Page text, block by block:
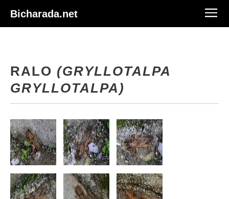
Bicharada.net
RALO (GRYLLOTALPA
GRYLLOTALPA)